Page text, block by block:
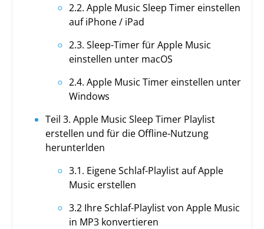
2.2. Apple Music Sleep Timer einstellen
auf iPhone / iPad
2.3. Sleep-Timer für Apple Music
einstellen unter macOS
2.4. Apple Music Timer einstellen unter
Windows
Teil 3. Apple Music Sleep Timer Playlist
erstellen und für die Offline-Nutzung
herunterlden
3.1. Eigene Schlaf-Playlist auf Apple
Music erstellen
3.2 Ihre Schlaf-Playlist von Apple Music
in MP3 konvertieren